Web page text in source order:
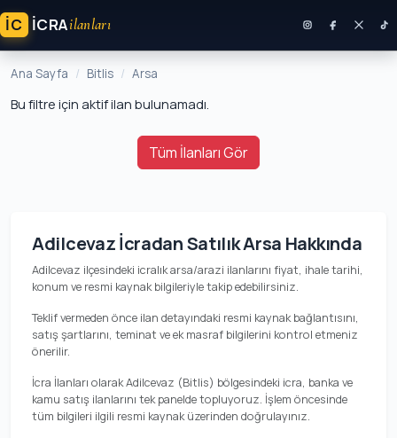
İC ICRAilanları
Ana Sayfa Bitlis Arsa
Bu filtre için aktif ilan bulunamadı.
Tüm İlanları Gör
Adilcevaz İcradan Satılık Arsa Hakkında
Adilcevaz ilçesindeki icralık arsa/arazi ilanlarını fiyat, ihale tarihi,
konum ve resmi kaynak bilgileriyle takip edebilirsiniz.
Teklif vermeden önce ilan detayındaki resmi kaynak bağlantısını,
satış şartlarını, teminat ve ek masraf bilgilerini kontrol etmeniz
önerilir.
İcra İlanları olarak Adilcevaz (Bitlis) bölgesindeki icra, banka ve
kamu satış ilanlarını tek panelde topluyoruz. İşlem öncesinde
tüm bilgileri ilgili resmi kaynak üzerinden doğrulayınız.